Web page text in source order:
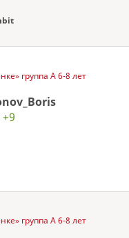
группа А 6-8 лет
+9
группа А 6-8 лет